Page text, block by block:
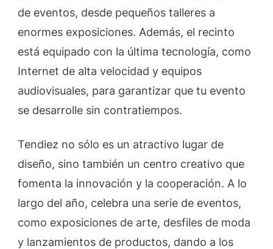
de eventos, desde pequeños talleres a
enormes exposiciones. Además, el recinto
está equipado con la última tecnología, como
Internet de alta velocidad y equipos
audiovisuales, para garantizar que tu evento
se desarrolle sin contratiempos.
Tendiez no sólo es un atractivo lugar de
diseño, sino también un centro creativo que
fomenta la innovación y la cooperación. A lo
largo del año, celebra una serie de eventos,
como exposiciones de arte, desfiles de moda
y lanzamientos de productos, dando a los